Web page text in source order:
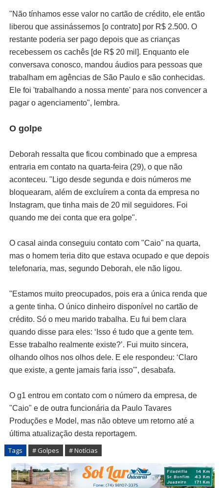
"Não tínhamos esse valor no cartão de crédito, ele então
liberou que assinássemos [o contrato] por R$ 2.500. O
restante poderia ser pago depois que as crianças
recebessem os cachês [de R$ 20 mil]. Enquanto ele
conversava conosco, mandou áudios para pessoas que
trabalham em agências de São Paulo e são conhecidas.
Ele foi 'trabalhando a nossa mente' para nos convencer a
pagar o agenciamento", lembra.
O golpe
Deborah ressalta que ficou combinado que a empresa
entraria em contato na quarta-feira (29), o que não
aconteceu. "Ligo desde segunda e dois números me
bloquearam, além de excluírem a conta da empresa no
Instagram, que tinha mais de 20 mil seguidores. Foi
quando me dei conta que era golpe".
O casal ainda conseguiu contato com "Caio" na quarta,
mas o homem teria dito que estava ocupado e que depois
telefonaria, mas, segundo Deborah, ele não ligou.
"Estamos muito preocupados, pois era a única renda que
a gente tinha. O único dinheiro disponível no cartão de
crédito. Só o meu marido trabalha. Eu fui bem clara
quando disse para eles: ‘Isso é tudo que a gente tem.
Esse trabalho realmente existe?’. Fui muito sincera,
olhando olhos nos olhos dele. E ele respondeu: ‘Claro
que existe, a gente jamais faria isso'", desabafa.
O g1 entrou em contato com o número da empresa, de
"Caio" e de outra funcionária da Paulo Tavares
Produções e Model, mas não obteve um retorno até a
última atualização desta reportagem.
Tags # Golpes # Notícias